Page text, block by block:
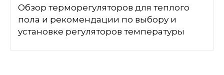
Обзор терморегуляторов для теплого
пола и рекомендации по выбору и
установке регуляторов температуры